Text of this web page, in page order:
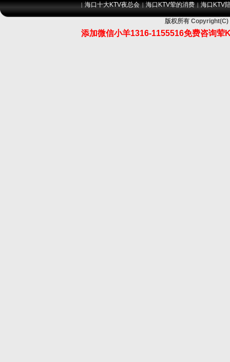
|海口十大KTV夜总会 |海口KTV荤的消费 |海口KTV
版权所有 Copyright(C)
添加微信小羊1316-1155516免费咨询